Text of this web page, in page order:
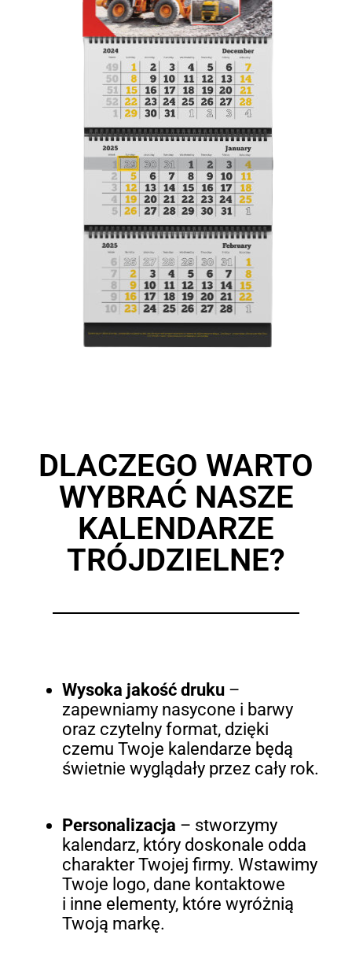
DLACZEGO WARTO
WYBRAĆ NASZE
KALENDARZE
TRÓJDZIELNE?
Wysoka jakość druku–
zapewniamy nasycone i barwy
oraz czytelny format, dzięki
czemu Twoje kalendarze będą
świetnie wyglądały przez cały rok.
Personalizacja – stworzymy
kalendarz, który doskonale odda
charakter Twojej firmy. Wstawimy
Twoje logo, dane kontaktowe
i inne elementy, które wyróżnią
Twoją markę.